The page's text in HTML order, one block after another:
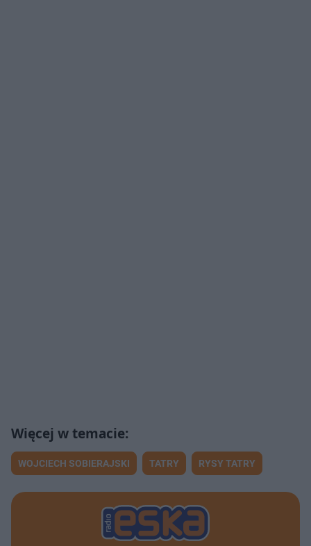
WOJCIECH SOBIERAJSKI TATRY RYSY TATRY